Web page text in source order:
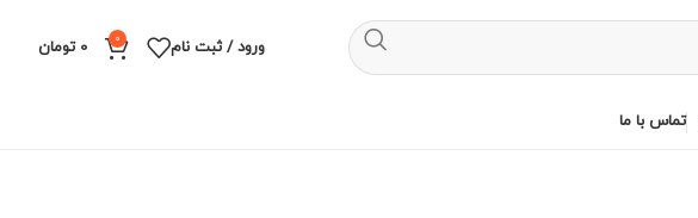
ورود / ثبت نام 0
0 تومان
تماس با ما